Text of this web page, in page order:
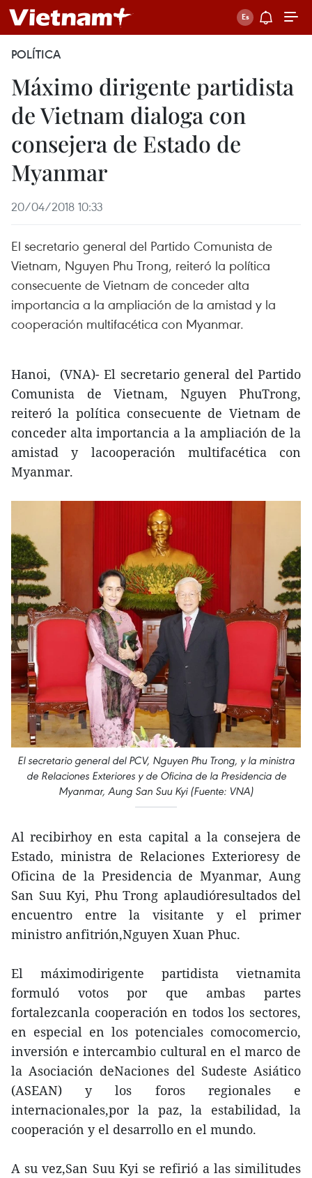
POLÍTICA
Máximo dirigente partidista
de Vietnam dialoga con
consejera de Estado de
Myanmar
20/04/2018 10:33
El secretario general del Partido Comunista de
Vietnam, Nguyen Phu Trong, reiteró la política
consecuente de Vietnam de conceder alta
importancia a la ampliación de la amistad y la
cooperación multifacética con Myanmar.
Hanoi, (VNA)- El secretario general del Partido
Comunista de Vietnam, Nguyen PhuTrong,
reiteró la política consecuente de Vietnam de
conceder alta importancia a la ampliación de la
amistad y lacooperación multifacética con
Myanmar.
El secretario general del PCV, Nguyen Phu Trong, y la ministra
de Relaciones Exteriores y de Oficina de la Presidencia de
Myanmar, Aung San Suu Kyi (Fuente: VNA)
Al recibirhoy en esta capital a la consejera de
Estado, ministra de Relaciones Exterioresy de
Oficina de la Presidencia de Myanmar, Aung
San Suu Kyi, Phu Trong aplaudióresultados del
encuentro entre la visitante y el primer
ministro anfitrión,Nguyen Xuan Phuc.
El máximodirigente partidista vietnamita
formuló votos por que ambas partes
fortalezcanla cooperación en todos los sectores,
en especial en los potenciales comocomercio,
inversión e intercambio cultural en el marco de
la Asociación deNaciones del Sudeste Asiático
(ASEAN) y los foros regionales e
internacionales,por la paz, la estabilidad, la
cooperación y el desarrollo en el mundo.
A su vez,San Suu Kyi se refirió a las similitudes